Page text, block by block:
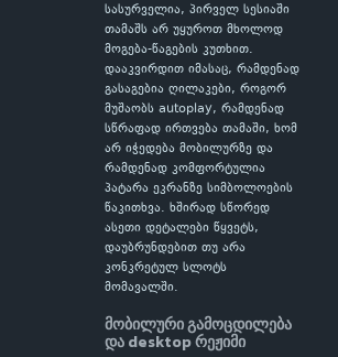
სასურველია, პირველ სესიაში
თამაშს არ უყუროთ მხოლოდ
მოგება-წაგების კუთხით.
დააკვირდით იმასაც, რამდენად
გასაგებია ღილაკები, როგორ
მუშაობს autoplay, რამდენად
სწრაფად ირთვება თამაში, ხომ
არ იჭედება მობილურზე და
რამდენად კომფორტულია
პატარა ეკრანზე სიმბოლოების
წაკითხვა. ხშირად სწორედ
ასეთი დეტალები წყვეტს,
დაუბრუნდებით თუ არა
კონკრეტულ სლოტს
მომავალში.
მობილური გამოცდილება
და desktop რეჟიმი